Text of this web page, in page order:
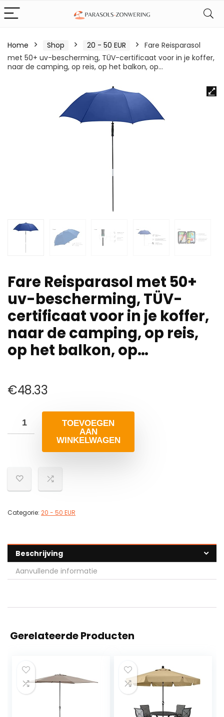
Home Shop 20 - 50 EUR
Fare Reisparasol
met 50+ uv-bescherming, TÜV-certificaat voor in je koffer,
naar de camping, op reis, op het balkon, op…
Fare Reisparasol met 50+
uv-bescherming, TÜV-
certificaat voor in je koffer,
naar de camping, op reis,
op het balkon, op…
€48.33
TOEVOEGEN
AAN
WINKELWAGEN
Categorie: 20 - 50 EUR
Beschrijving
Aanvullende informatie
Gerelateerde Producten